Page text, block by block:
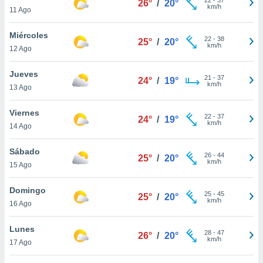
más
nuestra
y
de
disponible
cookies
aceptar
11 Ago
26° / 20°
km/h
Miércoles
12 Ago
25° / 20° 22- 38
km/h
Jueves
13 Ago
24° / 19° 21 - 37
km/h
Viernes
14 Ago
24° / 19° 22- 37
km/h
Sábado
15 Ago
25° / 20° 26- 44
km/h
Domingo
16 Ago
25° / 20° 25- 45
km/h
Lunes
17 Ago
26° / 20° 28- 47
km/h